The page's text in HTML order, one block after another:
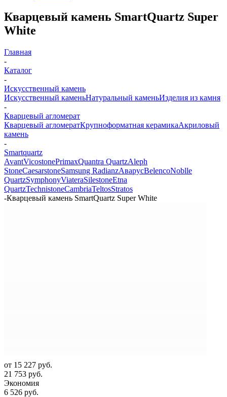
Кварцевый камень SmartQuartz Super
White
Главная
-
Каталог
-
Искусственный камень
Искусственный каменьНатуральный каменьИзделия из камня
-
Кварцевый агломерат
Кварцевый агломератКрупноформатная керамикаАкриловый
камень
-
Smartquartz
AvantVicostonePrimaxQuantra QuartzAleph
StoneCaesarstoneSamsung RadianzАварусBelencoNoblle
QuartzSymphonyViateraSilestoneEtna
QuartzTechnistoneCambriaTeltosStratos
-Кварцевый камень SmartQuartz Super White
от 15 227 руб.
21 753 руб.
Экономия
6 526 руб.